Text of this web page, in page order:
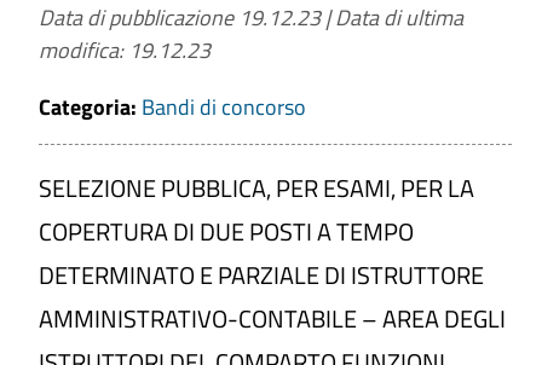
Data di pubblicazione 19.12.23|Data di ultima
modifica: 19.12.23
Categoria: Bandi di concorso
SELEZIONE PUBBLICA, PER ESAMI, PER LA
COPERTURA DI DUE POSTI A TEMPO
DETERMINATO E PARZIALE DI ISTRUTTORE
AMMINISTRATIVO-CONTABILE – AREA DEGLI